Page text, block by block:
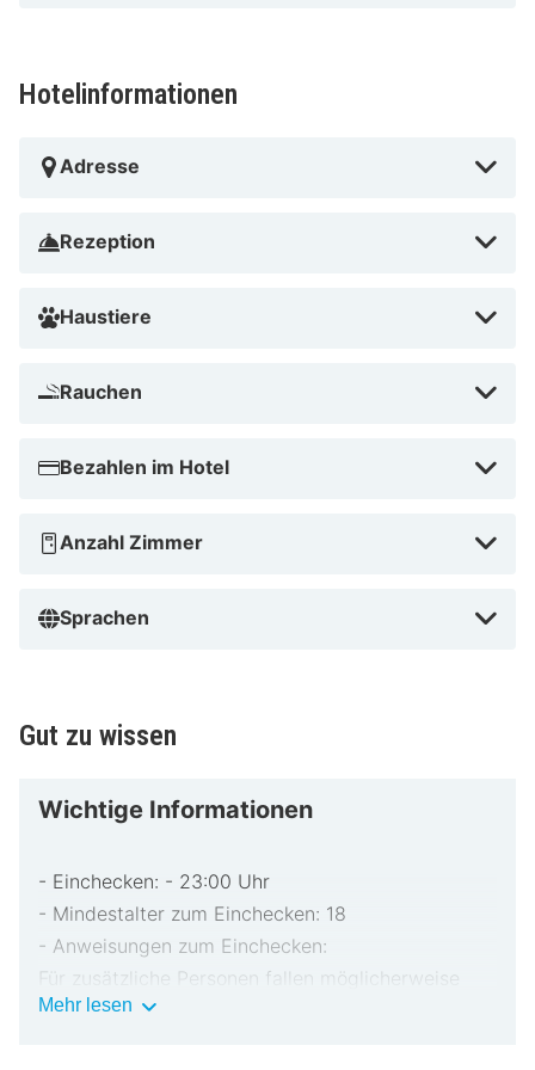
Hotelinformationen
Adresse
Rezeption
Haustiere
Rauchen
Bezahlen im Hotel
Anzahl Zimmer
Sprachen
Gut zu wissen
Wichtige Informationen
- Einchecken: - 23:00 Uhr
- Mindestalter zum Einchecken: 18
- Anweisungen zum Einchecken:
Für zusätzliche Personen fallen möglicherweise
Gebühren an, die abhängig von den Bestimmungen
Mehr lesen Wichtige